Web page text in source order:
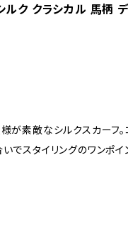
ルク クラシカル 馬柄
が素敵なシルクスカーフ。
でスタイリングのワンポイ